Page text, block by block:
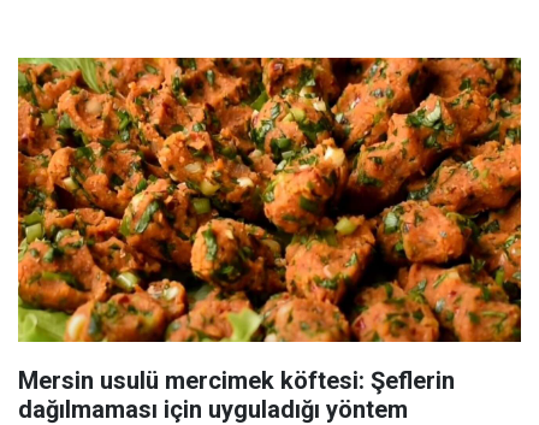
Mersin usulü mercimek köftesi: Şeflerin
dağılmaması için uyguladığı yöntem